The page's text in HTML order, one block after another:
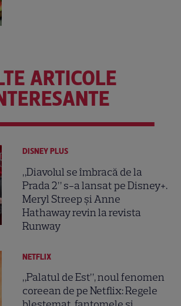
ARTICOLE
DISNEY PLUS
„Diavolul se îmbracă de la
Prada 2” s-a lansat pe Disney+.
Meryl Streep și Anne
Hathaway revin la revista
Runway
NETFLIX
„Palatul de Est”, noul fenomen
coreean de pe Netflix: Regele